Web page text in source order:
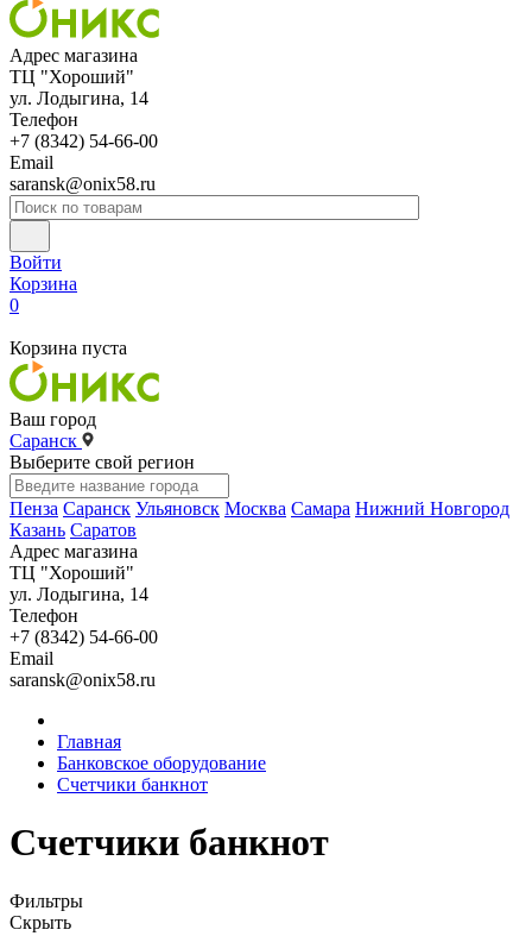
Адрес магазина
ТЦ "Хороший"
ул. Лодыгина, 14
Телефон
+7 (8342) 54-66-00
Email
saransk@onix58.ru
Войти
Корзина
0
Корзина пуста
Ваш город
Саранск
Выберите свой регион
Пенза Саранск Ульяновск Москва Самара Нижний Новгород
Казань Саратов
Адрес магазина
ТЦ "Хороший"
ул. Лодыгина, 14
Телефон
+7 (8342) 54-66-00
Email
saransk@onix58.ru
Главная
Банковское оборудование
Счетчики банкнот
Счетчики банкнот
Фильтры
Скрыть